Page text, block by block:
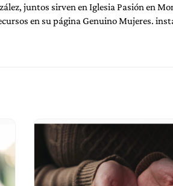
juntos sirven en Iglesia Pasión en
en su página Genuino Mujeres.